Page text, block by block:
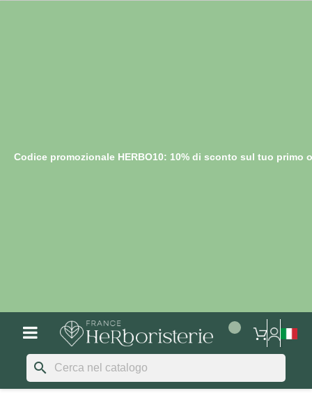
Codice promozionale HERBO10: 10% di sconto sul tuo primo
search